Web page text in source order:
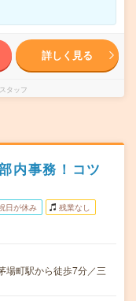
詳しく見る
タッフ
内事務！コツ
日が休み 残業なし
場町駅から徒歩7分／三